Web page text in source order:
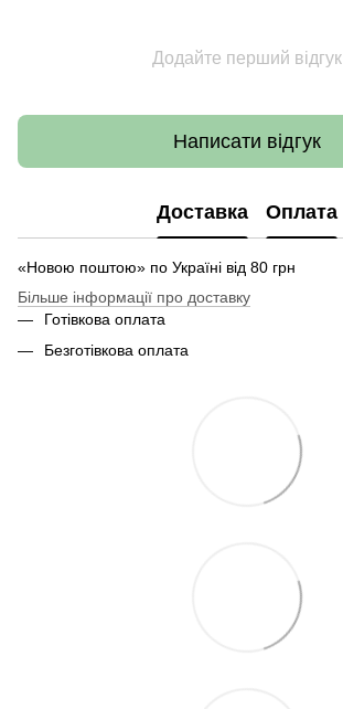
Додайте перший відгук
Написати відгук
Доставка Оплата
«Новою поштою» по Україні від 80 грн
Більше інформації про доставку
Готівкова оплата
Безготівкова оплата